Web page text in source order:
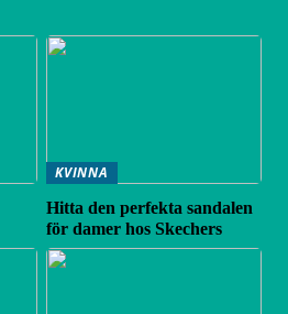
KVINNA
Hitta den perfekta sandalen
för damer hos Skechers